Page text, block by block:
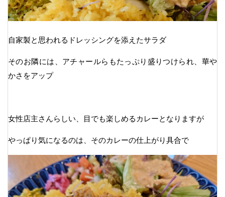
自家製と思われるドレッシングを添えたサラダ
そのお隣には、アチャールらもたっぷり盛りつけられ、華や
かさをアップ
女性店主さんらしい、目でも楽しめるカレーとなりますが
やっぱり気になるのは、そのカレーの仕上がり具合で